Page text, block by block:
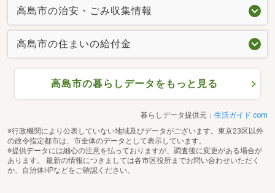
高島市の治安・ごみ収集情報
高島市の住まいの給付金
高島市の暮らしデータをもっと見る
暮らしデータ提供元： 生活ガイド.com
※行政機関により公表していない地域及びデータがございます。東京23区以外
の政令指定都市は、市全体のデータとして表示しています。
※提供データには細心の注意を払っておりますが、調査後に変更がある場合が
あります。 最新の情報につきましては各市区役所までお問い合わせいただく
か、自治体HPなどをご確認ください。